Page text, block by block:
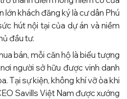
lớn khách đăng ký là cư dân Phú
hút nội tại của dự án và niềm
đầu tư.
bán, mỗi căn hộ là biểu tượng
người sở hữu được vinh danh
Tại sự kiện, không khí vỡ òa khi
Savills Việt Nam được xướng